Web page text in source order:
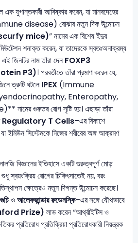
যুগান্তকারী আবিষ্কার করেন, যা মানবদেহের
disease) বোঝার নতুন দিক উন্মোচন
(scurfy mice)” নামের এক বিশেষ ইঁদুর
শনাক্ত করেন, যা তাদেরকে স্বতঃঅনাক্রম্য
জিনটির নাম তাঁরা দেনFOXP3
P3)। পরবর্তীতে তাঁরা প্রমাণ করেন যে,
ত্রুটি ঘটলেIPEX (Immune
Enteropathy,
গুরুতর রোগ সৃষ্টি হয়। এছাড়া তাঁরা
Regulatory T Cells–এর বিকাশে
ইমিউন সিস্টেমকে নিজের শরীরের অঙ্গ আক্রমণ
বিজ্ঞানের ইতিহাসে একটি গুরুত্বপূর্ণ মোড়
স্বয়ংক্রিয় রোগের চিকিৎসাতেই নয়, বরং
ক্ষেত্রেও নতুন দিগন্ত উন্মোচন করেছে।
ওআলেকজান্ডার রুডেনস্কি–এর সঙ্গে যৌথভাবে
Prize) লাভ করেন “আর্থ্রাইটিস ও
প্রতিরোধ প্রতিক্রিয়া প্রতিরোধকারী নিয়ন্ত্রক